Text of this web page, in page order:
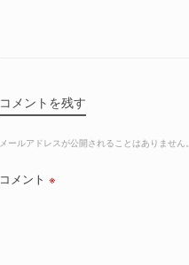
コメントを残す
メールアドレスが公開されることはありません。
コメント ※